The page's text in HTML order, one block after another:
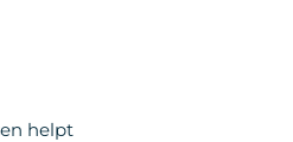
helpt